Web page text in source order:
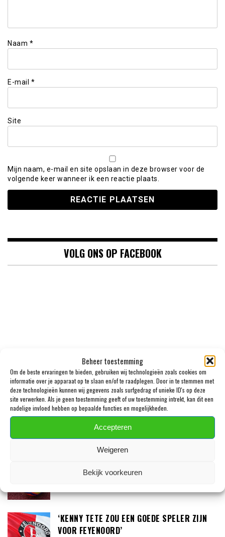
Beheer toestemming
Om de beste ervaringen te bieden, gebruiken wij technologieën zoals cookies om
informatie over je apparaat op te slaan en/of te raadplegen. Door in te stemmen met
deze technologieën kunnen wij gegevens zoals surfgedrag of unieke ID's op deze
site verwerken. Als je geen toestemming geeft of uw toestemming intrekt, kan dit een
nadelige invloed hebben op bepaalde functies en mogelijkheden.
Accepteren
Weigeren
Bekijk voorkeuren
Naam *
E-mail *
Site
Mijn naam, e-mail en site opslaan in deze browser voor de
volgende keer wanneer ik een reactie plaats.
VOLG ONS OP FACEBOOK
LAATSTE BERICHTEN
JULIAN BRANDT EN TOLU AROKODARE GAAN
DE EREDIVISIE SLOPEN
HARRIE KUSTER (20)
‘KENNY TETE ZOU EEN GOEDE SPELER ZIJN
VOOR FEYENOORD’